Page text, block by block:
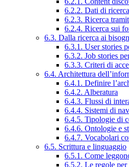
6.2.2. Dati di
6.2.3. Ricerca
6.2.4. Ricerca sui
6.3. Dalla ricerca ai
6.3.1. User stories
6.3.2. Job stories
6.3.3. Criteri di
6.4. Architettura
6.4.1. Definire
6.4.2. Alberatura
6.4.3. Flussi di
6.4.4. Sistemi di
6.4.5. Tipologie di
6.4.6. Ontologie e
6.4.7. Vocabolari
6.5. Scrittura e linguaggio
6.5.1. Come
6.5.2. Le regole